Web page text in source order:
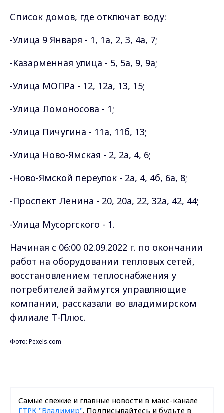
Список домов, где отключат воду:
-Улица 9 Января - 1, 1а, 2, 3, 4а, 7;
-Казарменная улица - 5, 5а, 9, 9а;
-Улица МОПРа - 12, 12а, 13, 15;
-Улица Ломоносова - 1;
-Улица Пичугина - 11а, 11б, 13;
-Улица Ново-Ямская - 2, 2а, 4, 6;
-Ново-Ямской переулок - 2а, 4, 4б, 6а, 8;
-Проспект Ленина - 20, 20а, 22, 32а, 42, 44;
-Улица Мусоргского - 1.
Начиная с 06:00 02.09.2022 г. по окончании
работ на оборудовании тепловых сетей,
восстановлением теплоснабжения у
потребителей займутся управляющие
компании, рассказали во владимирском
филиале Т-Плюс.
Фото: Pexels.com
Самые свежие и главные новости в макс-канале
ГТРК "Владимир". Подписывайтесь и будьте в